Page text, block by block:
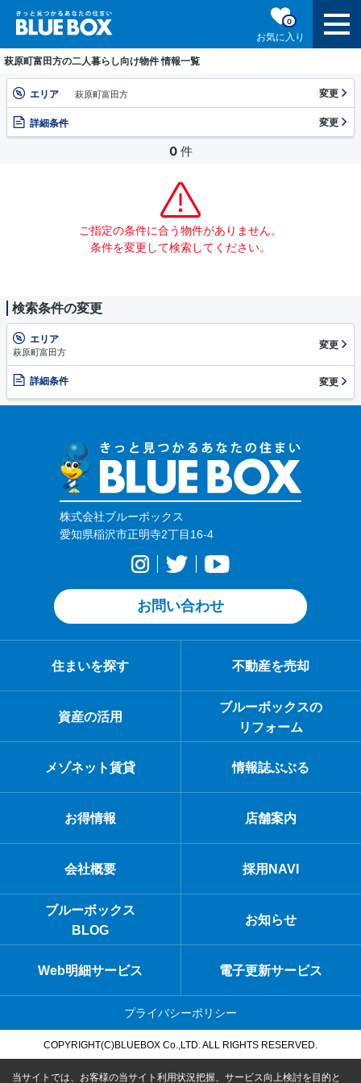
お気に入り
0
萩原町富田方の二人暮らし向け物件 情報一覧
エリア 萩原町富田方 変更
詳細条件 変更
0 件
ご指定の条件に合う物件がありません。
条件を変更して検索してください。
検索条件の変更
エリア
萩原町富田方
変更
詳細条件 変更
株式会社ブルーボックス
愛知県稲沢市正明寺2丁目16-4
お問い合わせ
住まいを探す 不動産を売却
資産の活用
ブルーボックスの
リフォーム
メゾネット賃貸 情報誌ぶぶる
お得情報 店舗案内
会社概要 採用NAVI
ブルーボックス
BLOG
お知らせ
Web明細サービス 電子更新サービス
プライバシーポリシー
COPYRIGHT(C)BLUEBOX Co.,LTD. ALL RIGHTS RESERVED.
当サイトでは、お客様の当サイト利用状況把握、サービス向上検討を目的と